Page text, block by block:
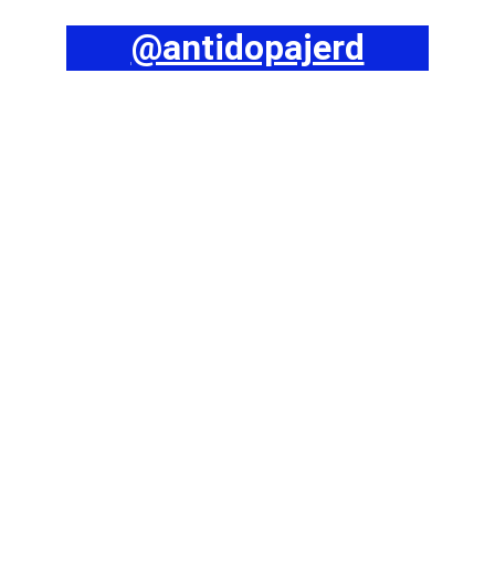
@antidopajerd